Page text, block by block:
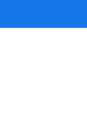
有讲究 -k8